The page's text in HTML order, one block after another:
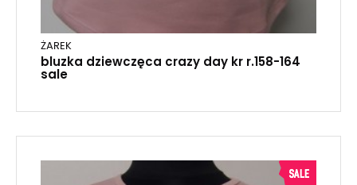
ŻAREK
bluzka dziewczęca crazy day kr r.158-164
sale